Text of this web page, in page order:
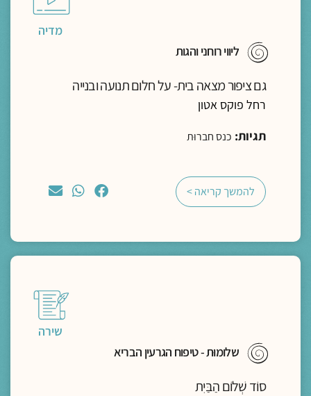
מדיה
ליווי רוחני והגות
גם ציפור מצאה בית- על חלום תנועה ובנייה
רחל פוקס אטון
תגיות: כנס חברוּת
להמשך קריאה >
שירה
שלומוּת - טיפוח הגרעין הבריא
סוֹד שְׁלוֹם הַבַּיִת